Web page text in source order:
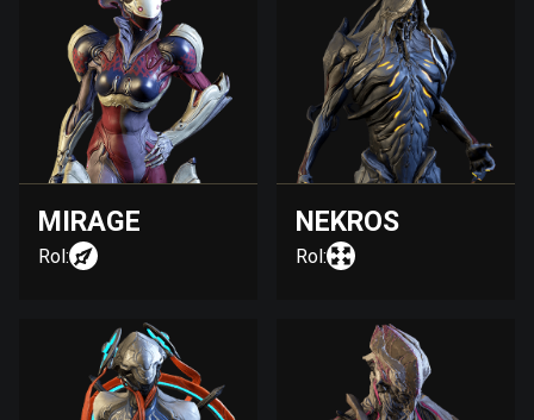
MIRAGE
Rol:
NEKROS
Rol: